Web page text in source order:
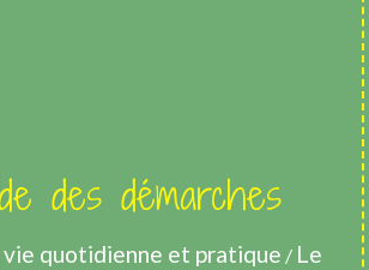
des démarches
vie quotidienne et pratique / Le